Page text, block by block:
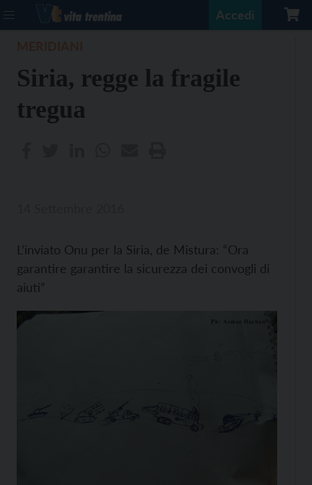
Accedi
Siria, regge la fragile
tregua
L’inviato Onu per la Siria, de Mistura: “Ora
garantire garantire la sicurezza dei convogli di
aiuti”